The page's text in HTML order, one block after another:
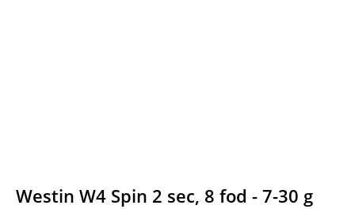
Westin W4 Spin 2 sec, 8 fod - 7-30 g